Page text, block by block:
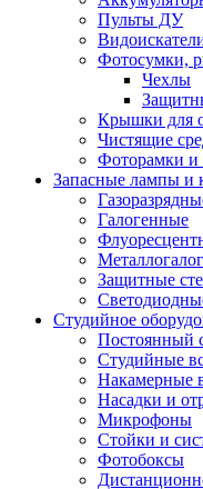
Пульты ДУ
Фотосумки,
Чехлы
Крышки для
Чистящие
Фоторамки и
Запасные лампы и
Галогенные
Защитные
Студийное
Постоянный
Студийные
Накамерные
Насадки и
Микрофоны
Стойки и
Фотобоксы